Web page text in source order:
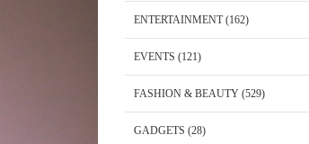
ENTERTAINMENT(162)
EVENTS (121)
FASHION & BEAUTY(529)
GADGETS (28)